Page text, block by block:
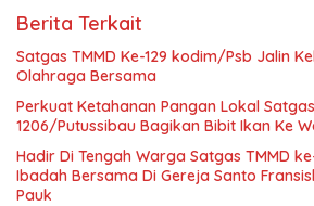
Berita Terkait
Satgas TMMD Ke-129 kodim/Psb Jalin
Olahraga Bersama
Perkuat Ketahanan Pangan Lokal
1206/Putussibau Bagikan Bibit Ikan Ke
Hadir Di Tengah Warga Satgas TMMD
Ibadah Bersama Di Gereja Santo
Pauk